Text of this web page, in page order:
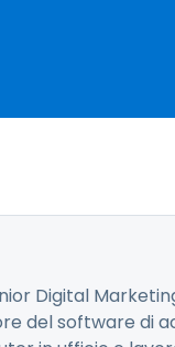
Digital
del software di